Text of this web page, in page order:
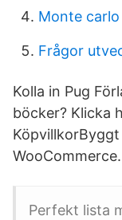
Monte
Frågor
Kolla in Pug
böcker? Klicka
WooCommerce.
Perfekt lista